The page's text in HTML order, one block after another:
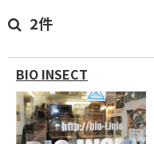
2件
BIO INSECT